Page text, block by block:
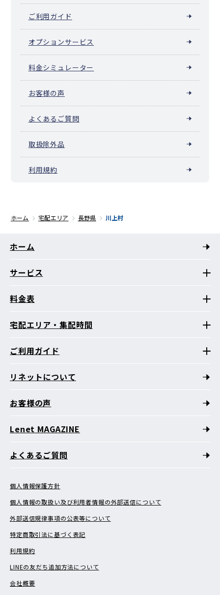
ご利用ガイド
オプションサービス
料金シミュレーター
お客様の声
よくあるご質問
取扱除外品
利用規約
ホーム 宅配エリア 長野県 川上村
ホーム
サービス
料金表
宅配エリア・集配時間
ご利用ガイド
リネットについて
お客様の声
Lenet MAGAZINE
よくあるご質問
個人情報保護方針
個人情報の取扱い及び利用者情報の外部送信について
外部送信規律事項の公表等について
特定商取引法に基づく表記
利用規約
LINEの友だち追加方法について
会社概要